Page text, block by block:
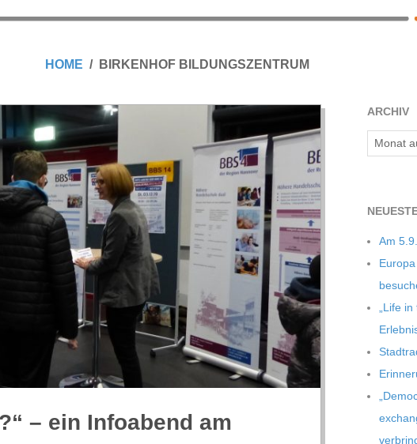
HOME BIRKENHOF BILDUNGSZENTRUM
– ein Info­abend am
ARCHIV
Archiv
Am
„Life